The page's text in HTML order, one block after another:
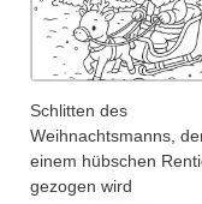
Schlitten des
Weihnachtsmanns,
einem hübschen
gezogen wird